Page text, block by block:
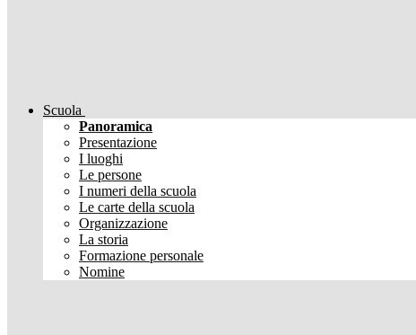
Scuola
Panoramica
Presentazione
I luoghi
Le persone
I numeri della scuola
Le carte della scuola
Organizzazione
La storia
Formazione personale
Nomine